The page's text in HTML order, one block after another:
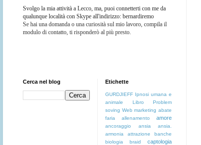
Svolgo la mia attività a Lecco, ma, puoi connetterti con me da
qualunque località con Skype all'indirizzo: bernardiremo
Se hai una domanda o una curiosità sul mio lavoro, compila il
modulo di contatto, ti risponderò al più presto.
Cerca nel blog Etichette
GURDJIEFF Ipnosi umana e
animale
Libro
Problem
soving Web marketing abate
faria
allenamento amore
ancoraggio ansia
ansia.
armonia
attrazione
banche
biologia
braid captologia